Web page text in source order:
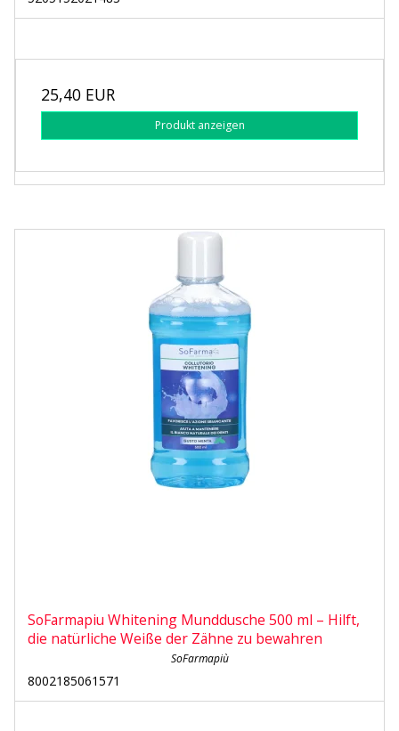
25,40 EUR
Produkt anzeigen
SoFarmapiu Whitening Munddusche 500 ml – Hilft,
die natürliche Weiße der Zähne zu bewahren
SoFarmapiù
8002185061571